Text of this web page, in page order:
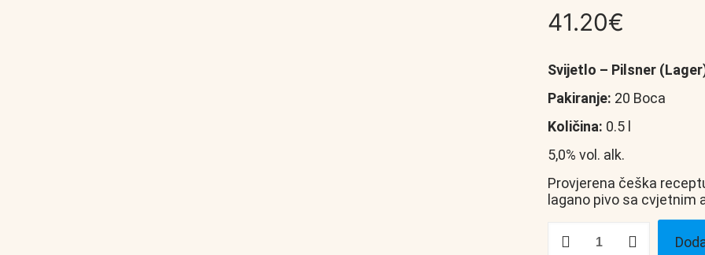
41.20€
Svijetlo – Pilsner
Pakiranje: 20 Boca
Količina: 0.5 l
5,0% vol. alk.
Provjerena češka
lagano pivo sa cvjetnim
količina